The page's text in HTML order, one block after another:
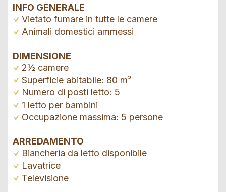
INFO GENERALE
Vietato fumare in tutte le camere
Animali domestici ammessi
DIMENSIONE
2½ camere
Superficie abitabile: 80 m²
Numero di posti letto: 5
1 letto per bambini
Occupazione massima: 5 persone
ARREDAMENTO
Biancheria da letto disponibile
Lavatrice
Televisione